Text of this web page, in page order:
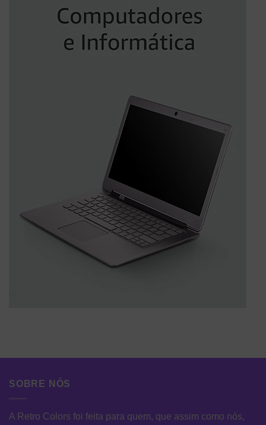
SOBRE NÓS
A Retro Colors foi feita para quem, que assim como nós,